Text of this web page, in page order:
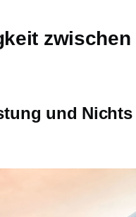
zwischen
und Nichts